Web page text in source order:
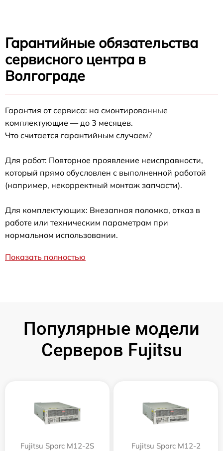
Гарантийные обязательства
сервисного центра в
Волгограде
Гарантия от сервиса: на смонтированные
комплектующие — до 3 месяцев.
Что считается гарантийным случаем?
Для работ: Повторное проявление неисправности,
который прямо обусловлен с выполненной работой
(например, некорректный монтаж запчасти).
Для комплектующих: Внезапная поломка, отказ в
работе или техническим параметрам при
нормальном использовании.
Показать полностью
Популярные модели
Серверов Fujitsu
Fujitsu Sparc M12-2S Fujitsu Sparc M12-2